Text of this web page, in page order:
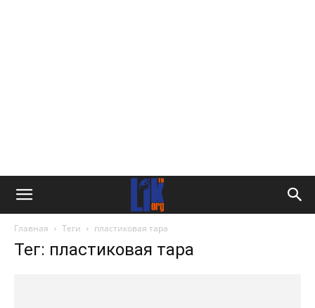
Главная Теги пластиковая тара
Тег: пластиковая тара